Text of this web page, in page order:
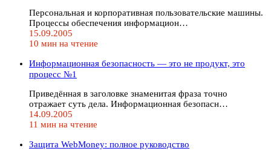
Персональная и корпоративная пользовательские машины.
Процессы обеспечения информацион…
15.09.2005
10 мин на чтение
Информационная безопасность — это не продукт, это
процесс №1
Приведённая в заголовке знаменитая фраза точно
отражает суть дела. Информационная безопасн…
14.09.2005
11 мин на чтение
Защита WebMoney: полное руководство